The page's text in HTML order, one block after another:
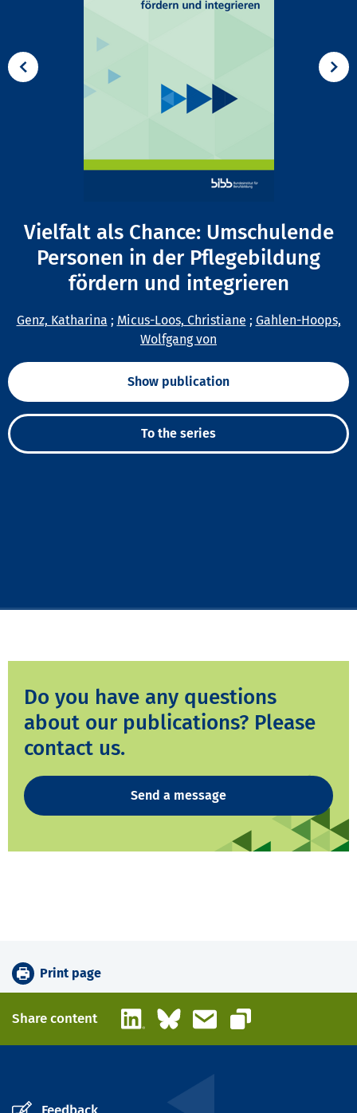
Vielfalt als Chance: Umschulende
Personen in der Pflegebildung
fördern und integrieren
Genz, Katharina ; Micus-Loos, Christiane ; Gahlen-Hoops,
Wolfgang von
Show publication
To the series
Do you have any questions
about our publications? Please
contact us.
Send a message
Print page
Share content LinkedInBlueskyEmail
Copy link